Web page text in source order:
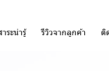
ระน่ารู้ รีวิวจากลูกค้า ติ